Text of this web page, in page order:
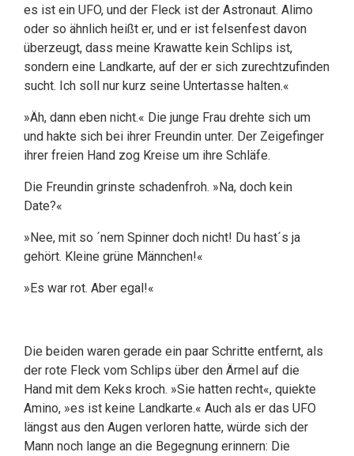
es ist ein UFO, und der Fleck ist der Astronaut. Alimo
oder so ähnlich heißt er, und er ist felsenfest davon
überzeugt, dass meine Krawatte kein Schlips ist,
sondern eine Landkarte, auf der er sich zurechtzufinden
sucht. Ich soll nur kurz seine Untertasse halten.«
»Äh, dann eben nicht.« Die junge Frau drehte sich um
und hakte sich bei ihrer Freundin unter. Der Zeigefinger
ihrer freien Hand zog Kreise um ihre Schläfe.
Die Freundin grinste schadenfroh. »Na, doch kein
Date?«
»Nee, mit so ´nem Spinner doch nicht! Du hast´s ja
gehört. Kleine grüne Männchen!«
»Es war rot. Aber egal!«
Die beiden waren gerade ein paar Schritte entfernt, als
der rote Fleck vom Schlips über den Ärmel auf die
Hand mit dem Keks kroch. »Sie hatten recht«, quiekte
Amino, »es ist keine Landkarte.« Auch als er das UFO
längst aus den Augen verloren hatte, würde sich der
Mann noch lange an die Begegnung erinnern: Die